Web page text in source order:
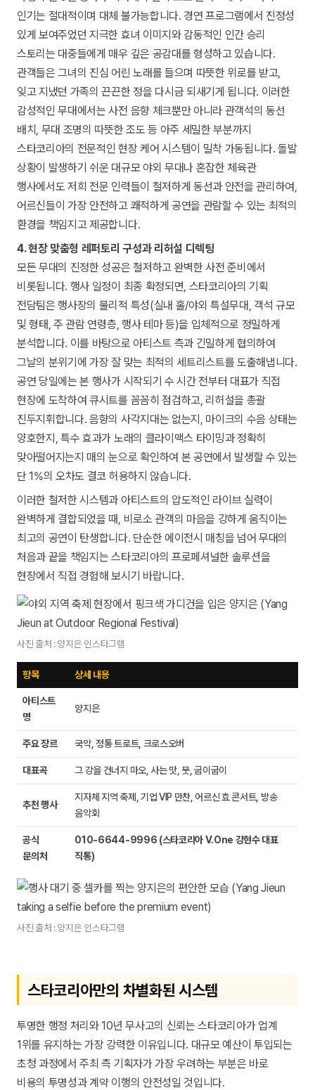
인기는 절대적이며 대체 불가능합니다. 경연 프로그램에서 진정성
있게 보여주었던 지극한 효녀 이미지와 감동적인 인간 승리
스토리는 대중들에게 매우 깊은 공감대를 형성하고 있습니다.
관객들은 그녀의 진심 어린 노래를 들으며 따뜻한 위로를 받고,
잊고 지냈던 가족의 끈끈한 정을 다시금 되새기게 됩니다. 이러한
감성적인 무대에서는 사전 음향 체크뿐만 아니라 관객석의 동선
배치, 무대 조명의 따뜻한 조도 등 아주 세밀한 부분까지
스타코리아의 전문적인 현장 케어 시스템이 밀착 가동됩니다. 돌발
상황이 발생하기 쉬운 대규모 야외 무대나 혼잡한 체육관
행사에서도 저희 전문 인력들이 철저하게 동선과 안전을 관리하여,
어르신들이 가장 안전하고 쾌적하게 공연을 관람할 수 있는 최적의
환경을 책임지고 제공합니다.
4. 현장 맞춤형 레퍼토리 구성과 리허설 디렉팅
모든 무대의 진정한 성공은 철저하고 완벽한 사전 준비에서
비롯됩니다. 행사 일정이 최종 확정되면, 스타코리아의 기획
전담팀은 행사장의 물리적 특성(실내 홀/야외 특설무대, 객석 규모
및 형태, 주 관람 연령층, 행사 테마 등)을 입체적으로 정밀하게
분석합니다. 이를 바탕으로 아티스트 측과 긴밀하게 협의하여
그날의 분위기에 가장 잘 맞는 최적의 세트리스트를 도출해냅니다.
공연 당일에는 본 행사가 시작되기 수 시간 전부터 대표가 직접
현장에 도착하여 큐시트를 꼼꼼히 점검하고, 리허설을 총괄
진두지휘합니다. 음향의 사각지대는 없는지, 마이크의 수음 상태는
양호한지, 특수 효과가 노래의 클라이맥스 타이밍과 정확히
맞아떨어지는지 매의 눈으로 확인하여 본 공연에서 발생할 수 있는
단 1%의 오차도 결코 허용하지 않습니다.
이러한 철저한 시스템과 아티스트의 압도적인 라이브 실력이
완벽하게 결합되었을 때, 비로소 관객의 마음을 강하게 움직이는
최고의 공연이 탄생합니다. 단순한 에이전시 매칭을 넘어 무대의
처음과 끝을 책임지는 스타코리아의 프로페셔널한 솔루션을
현장에서 직접 경험해 보시기 바랍니다.
사진 출처 : 양지은 인스타그램
항목 상세 내용
아티스트
명
양지은
주요 장르 국악, 정통 트로트, 크로스오버
대표곡 그 강을 건너지 마오, 사는 맛, 붓, 굽이굽이
추천 행사
지자체 지역 축제, 기업 VIP 만찬, 어르신 효 콘서트, 방송
음악회
공식
문의처
010-6644-9996 (스타코리아 V.One 강현수 대표
직통)
사진 출처 : 양지은 인스타그램
스타코리아만의 차별화된 시스템
투명한 행정 처리와 10년 무사고의 신뢰는 스타코리아가 업계
1위를 유지하는 가장 강력한 이유입니다. 대규모 예산이 투입되는
초청 과정에서 주최 측 기획자가 가장 우려하는 부분은 바로
비용의 투명성과 계약 이행의 안전성일 것입니다.